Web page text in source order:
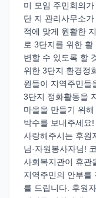
미 모임 주민회의
단 지 관리사무소
적에 맞게 원활한
로 3단지를 위한
변할 수 있도록 할
위한 3단지 환경정
원들이 지역주민들
3단지 정화활동을
마을을 만들기 위
박수를 보내주세요
사랑해주시는 후원
님·자원봉사자님!
사회복지관이 휴관
지역주민의 안부를
를 드립니다. 후원